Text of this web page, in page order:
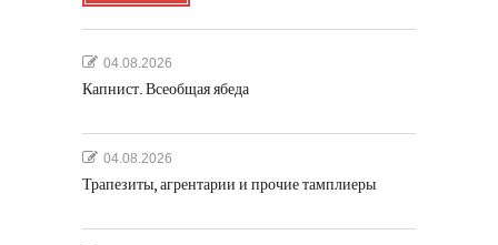
04.08.2026
Капнист. Всеобщая ябеда
04.08.2026
Трапезиты, агрентарии и прочие тамплиеры